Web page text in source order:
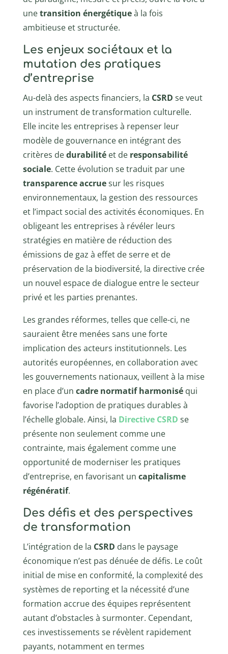
unetransition énergétiqueà la fois
ambitieuse et structurée.
Les enjeux sociétaux et la
mutation des pratiques
d’entreprise
Au-delà des aspects financiers, la CSRD se veut
un instrument de transformation culturelle.
Elle incite les entreprises à repenser leur
modèle de gouvernance en intégrant des
critères dedurabilitéet de responsabilité
sociale. Cette évolution se traduit par une
transparence accruesur les risques
environnementaux, la gestion des ressources
et l’impact social des activités économiques. En
obligeant les entreprises à révéler leurs
stratégies en matière de réduction des
émissions de gaz à effet de serre et de
préservation de la biodiversité, la directive crée
un nouvel espace de dialogue entre le secteur
privé et les parties prenantes.
Les grandes réformes, telles que celle-ci, ne
sauraient être menées sans une forte
implication des acteurs institutionnels. Les
autorités européennes, en collaboration avec
les gouvernements nationaux, veillent à la mise
en place d’un cadre normatif harmoniséqui
favorise l’adoption de pratiques durables à
l’échelle globale. Ainsi, la Directive CSRD se
présente non seulement comme une
contrainte, mais également comme une
opportunité de moderniser les pratiques
d’entreprise, en favorisant un capitalisme
régénératif.
Des défis et des perspectives
de transformation
L’intégration de la CSRD dans le paysage
économique n’est pas dénuée de défis. Le coût
initial de mise en conformité, la complexité des
systèmes de reporting et la nécessité d’une
formation accrue des équipes représentent
autant d’obstacles à surmonter. Cependant,
ces investissements se révèlent rapidement
payants, notamment en termes